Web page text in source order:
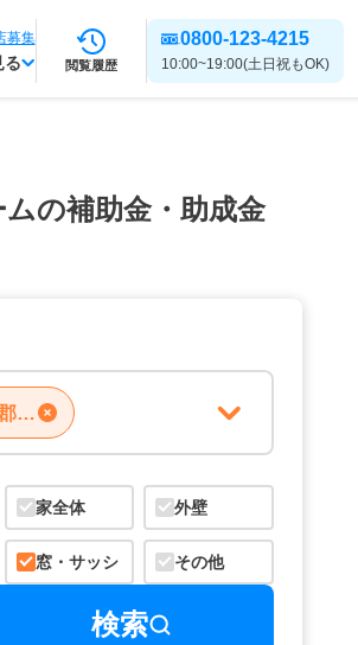
募集
る 閲覧履歴
0800-123-4215
10:00~19:00(土日祝もOK)
の補助金・助成金
雨竜郡北竜町
家全体 外壁
窓・サッシ その他
検索